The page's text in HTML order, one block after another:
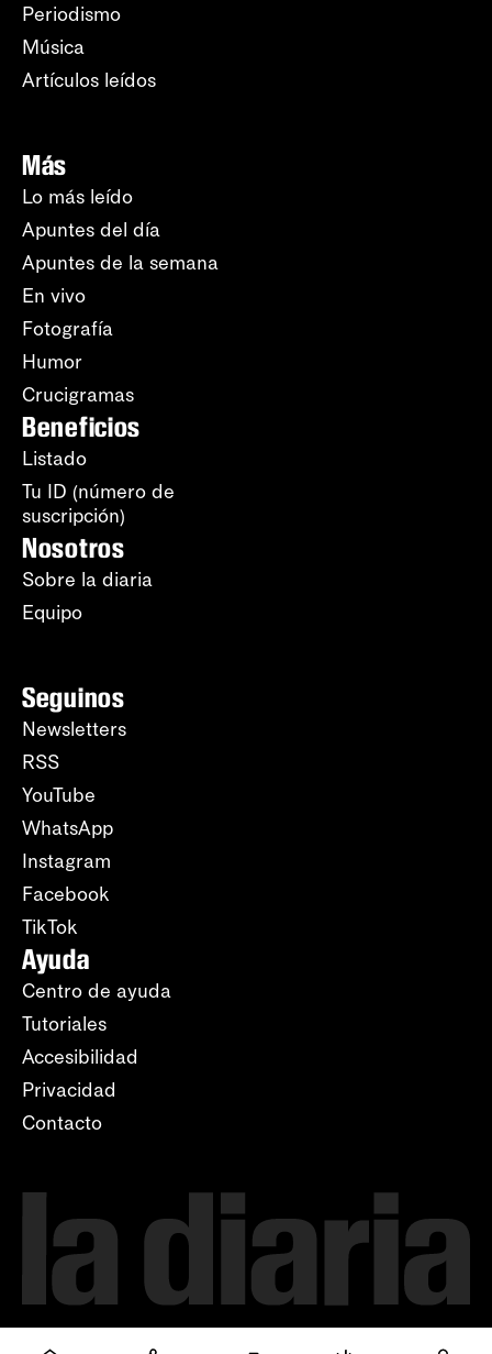
Periodismo
Música
Artículos leídos
Más
Lo más leído
Apuntes del día
Apuntes de la semana
En vivo
Fotografía
Humor
Crucigramas
Beneficios
Listado
Tu ID (número de
suscripción)
Nosotros
Sobre la diaria
Equipo
Seguinos
Newsletters
RSS
YouTube
WhatsApp
Instagram
Facebook
TikTok
Ayuda
Centro de ayuda
Tutoriales
Accesibilidad
Privacidad
Contacto